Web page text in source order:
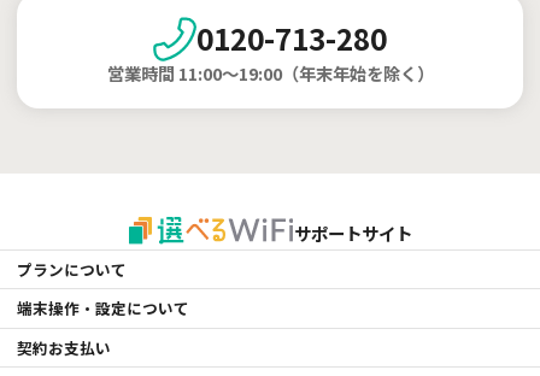
0120-713-280
営業時間 11:00～19:00（年末年始を除く）
サポートサイト
プランについて
端末操作・設定について
契約お支払い